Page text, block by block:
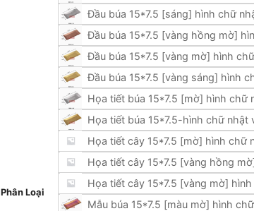
Phân Loại
Đầu búa 15*7.5 [sáng] hình chữ
Đầu búa 15*7.5 [vàng hồng mờ]
Đầu búa 15*7.5 [vàng mờ] hình
Đầu búa 15*7.5 [vàng sáng] hình
Họa tiết búa 15*7.5 [mờ] hình chữ
Họa tiết búa 15*7.5-hình chữ nhật
Họa tiết cây 15*7.5 [mờ] hình chữ
Họa tiết cây 15*7.5 [vàng hồng
Họa tiết cây 15*7.5 [vàng mờ]
Mẫu búa 15*7.5 [màu mờ] hình